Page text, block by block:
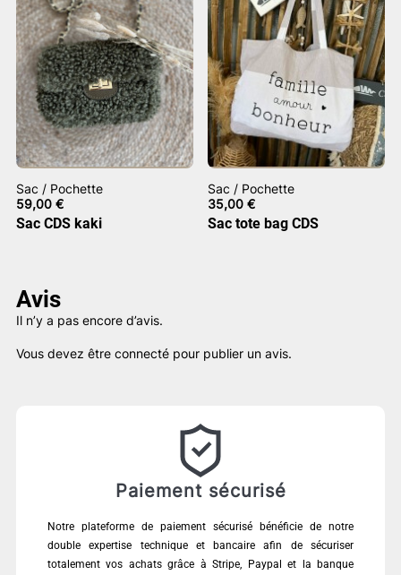
Sac / Pochette
59,00 €
Sac CDS kaki
Sac / Pochette
35,00€
Sac tote bag CDS
Avis
Il n’y a pas encore d’avis.
Vous devez être connecté pour publier un avis.
Paiement sécurisé
Notre plateforme de paiement sécurisé bénéficie de notre
double expertise technique et bancaire afin de sécuriser
totalement vos achats grâce à Stripe, Paypal et la banque